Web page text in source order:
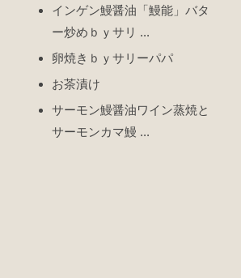
インゲン鰻醤油「鰻能」バタ
ー炒めｂｙサリ ...
卵焼きｂｙサリーパパ
お茶漬け
サーモン鰻醤油ワイン蒸焼と
サーモンカマ鰻 ...